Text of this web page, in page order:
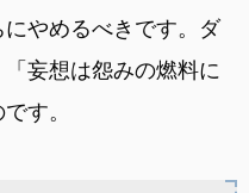
やめるべきです。ダ
妄想は怨みの燃料に
す。